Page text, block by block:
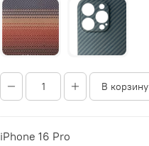
В корзину
iPhone 16 Pro